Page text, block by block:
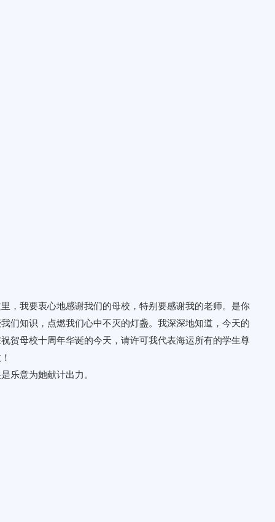
，我要衷心地感谢我们的母校，特别要感谢我的老师。是你
们知识，点燃我们心中不灭的灯盏。我深深地知道，今天的
贺母校十周年华诞的今天，请许可我代表海运所有的学生尊
乐意为她献计出力。